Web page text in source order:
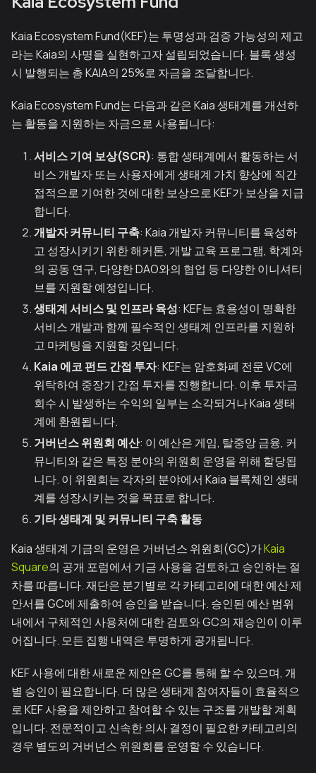
Kaia Ecosystem Fund(KEF)는 투명성과 검증 가능성의 제고
라는 Kaia의 사명을 실현하고자 설립되었습니다. 블록 생성
시 발행되는 총 KAIA의 25%로 자금을 조달합니다.
Kaia Ecosystem Fund는 다음과 같은 Kaia 생태계를 개선하
는 활동을 지원하는 자금으로 사용됩니다:
서비스 기여 보상(SCR): 통합 생태계에서 활동하는 서
비스 개발자 또는 사용자에게 생태계 가치 향상에 직간
접적으로 기여한 것에 대한 보상으로 KEF가 보상을 지급
합니다.
개발자 커뮤니티 구축: Kaia 개발자 커뮤니티를 육성하
고 성장시키기 위한 해커톤, 개발 교육 프로그램, 학계와
의 공동 연구, 다양한 DAO와의 협업 등 다양한 이니셔티
브를 지원할 예정입니다.
생태계 서비스 및 인프라 육성: KEF는 효용성이 명확한
서비스 개발과 함께 필수적인 생태계 인프라를 지원하
고 마케팅을 지원할 것입니다.
Kaia 에코 펀드 간접 투자: KEF는 암호화폐 전문 VC에
위탁하여 중장기 간접 투자를 진행합니다. 이후 투자금
회수 시 발생하는 수익의 일부는 소각되거나 Kaia 생태
계에 환원됩니다.
거버넌스 위원회 예산: 이 예산은 게임, 탈중앙 금융, 커
뮤니티와 같은 특정 분야의 위원회 운영을 위해 할당됩
니다. 이 위원회는 각자의 분야에서 Kaia 블록체인 생태
계를 성장시키는 것을 목표로 합니다.
기타 생태계 및 커뮤니티 구축 활동
Kaia 생태계 기금의 운영은 거버넌스 위원회(GC)가Kaia
Square의 공개 포럼에서 기금 사용을 검토하고 승인하는 절
차를 따릅니다. 재단은 분기별로 각 카테고리에 대한 예산 제
안서를 GC에 제출하여 승인을 받습니다. 승인된 예산 범위
내에서 구체적인 사용처에 대한 검토와 GC의 재승인이 이루
어집니다. 모든 집행 내역은 투명하게 공개됩니다.
KEF 사용에 대한 새로운 제안은 GC를 통해 할 수 있으며, 개
별 승인이 필요합니다. 더 많은 생태계 참여자들이 효율적으
로 KEF 사용을 제안하고 참여할 수 있는 구조를 개발할 계획
입니다. 전문적이고 신속한 의사 결정이 필요한 카테고리의
경우 별도의 거버넌스 위원회를 운영할 수 있습니다.